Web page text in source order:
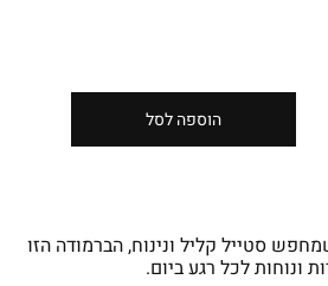
הוספה לסל
סטייל קליל ונינוח, הברמודה הזו
ונוחות לכל רגע ביום.